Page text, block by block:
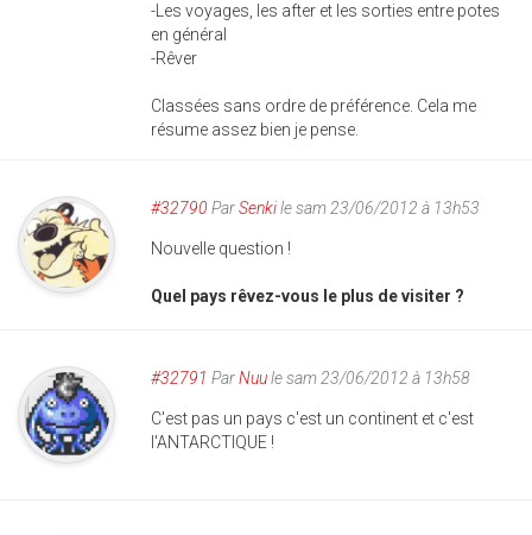
-Les voyages, les after et les sorties entre potes
en général
-Rêver
Classées sans ordre de préférence. Cela me
résume assez bien je pense.
#32790 ParSenkile sam 23/06/2012 à 13h53
Nouvelle question !
Quel pays rêvez-vous le plus de visiter ?
#32791 ParNuule sam 23/06/2012 à 13h58
C'est pas un pays c'est un continent et c'est
l'ANTARCTIQUE !